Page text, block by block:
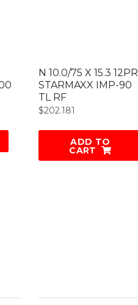
N 10.0/75 X 15.3 12PR
STARMAXX IMP-90
TL RF
$202.181
ADD TO
CART